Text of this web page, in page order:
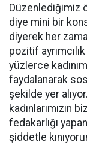
Düzenlediğimiz
diye mini bir
diyerek her
pozitif
yüzlerce
faydalanarak
şekilde yer
kadınlarımızın
fedakarlığı
şiddetle